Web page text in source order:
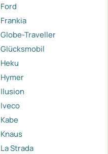
Ford
Frankia
Globe-Traveller
Glücksmobil
Heku
Hymer
Ilusion
Iveco
Kabe
Knaus
La Strada